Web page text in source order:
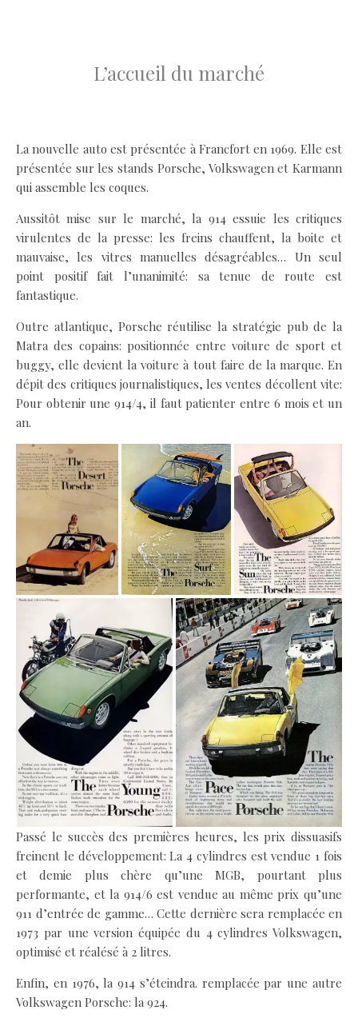
L’accueil du marché
La nouvelle auto est présentée à Francfort en 1969. Elle est
présentée sur les stands Porsche, Volkswagen et Karmann
qui assemble les coques.
Aussitôt mise sur le marché, la 914 essuie les critiques
virulentes de la presse: les freins chauffent, la boite et
mauvaise, les vitres manuelles désagréables… Un seul
point positif fait l’unanimité: sa tenue de route est
fantastique.
Outre atlantique, Porsche réutilise la stratégie pub de la
Matra des copains: positionnée entre voiture de sport et
buggy, elle devient la voiture à tout faire de la marque. En
dépit des critiques journalistiques, les ventes décollent vite:
Pour obtenir une 914/4, il faut patienter entre 6 mois et un
an.
Passé le succès des premières heures, les prix dissuasifs
freinent le développement: La 4 cylindres est vendue 1 fois
et demie plus chère qu’une MGB, pourtant plus
performante, et la 914/6 est vendue au même prix qu’une
911 d’entrée de gamme… Cette dernière sera remplacée en
1973 par une version équipée du 4 cylindres Volkswagen,
optimisé et réalésé à 2 litres.
Enfin, en 1976, la 914 s’éteindra. remplacée par une autre
Volkswagen Porsche: la 924.